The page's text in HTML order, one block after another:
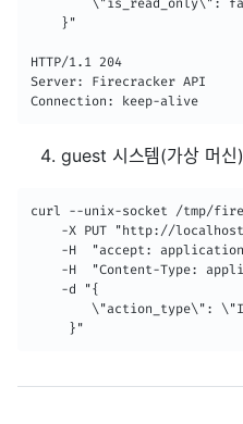
\"is_read_only\":
    }"
HTTP/1.1 204
Server: Firecracker API
Connection: keep-alive
guest 시스템(가상 머신)
curl --unix-socket /tmp/
-X PUT "http://
-H  "accept:
-H  "Content-Type:
    -d "{
\"action_type\":
     }"